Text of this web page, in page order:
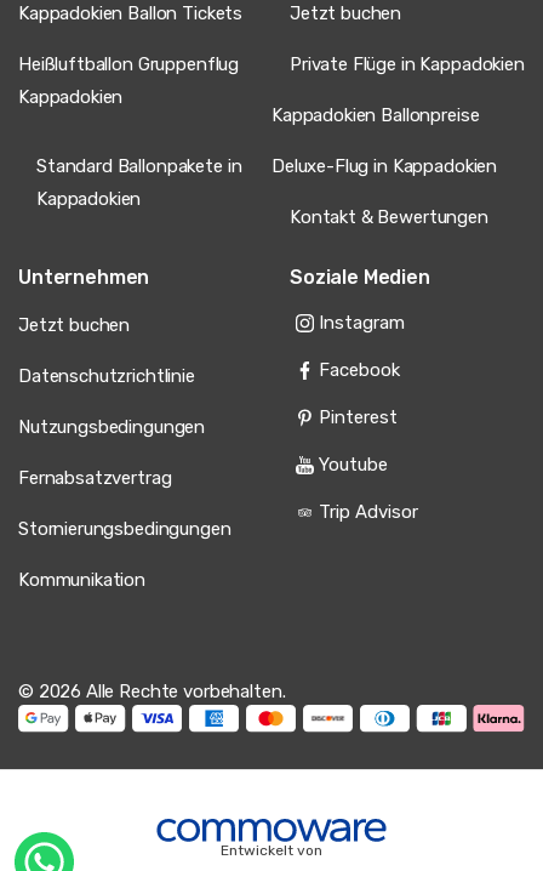
Kappadokien Ballon Tickets Jetzt buchen
Heißluftballon Gruppenflug
Kappadokien
Private Flüge in Kappadokien
Kappadokien Ballonpreise
Standard Ballonpakete in
Kappadokien
Deluxe-Flug in Kappadokien
Kontakt & Bewertungen
Unternehmen
Jetzt buchen
Datenschutzrichtlinie
Nutzungsbedingungen
Fernabsatzvertrag
Stornierungsbedingungen
Kommunikation
Soziale Medien
Instagram
Facebook
Pinterest
Youtube
Trip Advisor
© 2026 Alle Rechte vorbehalten.
Entwickelt von